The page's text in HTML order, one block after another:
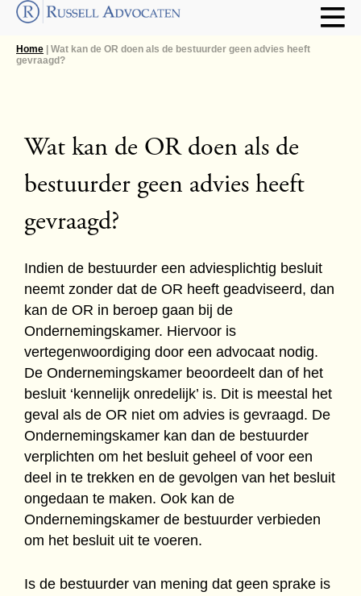
Home | Wat kan de OR doen als de bestuurder geen advies heeft
gevraagd?
Wat kan de OR doen als de
bestuurder geen advies heeft
gevraagd?
Indien de bestuurder een adviesplichtig besluit
neemt zonder dat de OR heeft geadviseerd, dan
kan de OR in beroep gaan bij de
Ondernemingskamer. Hiervoor is
vertegenwoordiging door een advocaat nodig.
De Ondernemingskamer beoordeelt dan of het
besluit ‘kennelijk onredelijk’ is. Dit is meestal het
geval als de OR niet om advies is gevraagd. De
Ondernemingskamer kan dan de bestuurder
verplichten om het besluit geheel of voor een
deel in te trekken en de gevolgen van het besluit
ongedaan te maken. Ook kan de
Ondernemingskamer de bestuurder verbieden
om het besluit uit te voeren.
Is de bestuurder van mening dat geen sprake is